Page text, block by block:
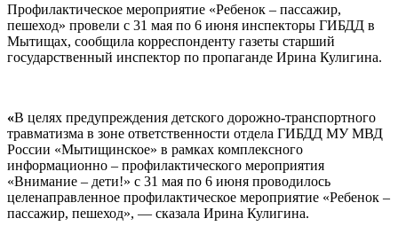
Профилактическое мероприятие «Ребенок – пассажир,
пешеход» провели с 31 мая по 6 июня инспекторы ГИБДД в
Мытищах, сообщила корреспонденту газеты старший
государственный инспектор по пропаганде Ирина Кулигина.
«В целях предупреждения детского дорожно-транспортного
травматизма в зоне ответственности отдела ГИБДД МУ МВД
России «Мытищинское» в рамках комплексного
информационно – профилактического мероприятия
«Внимание – дети!» с 31 мая по 6 июня проводилось
целенаправленное профилактическое мероприятие «Ребенок –
пассажир, пешеход», — сказала Ирина Кулигина.